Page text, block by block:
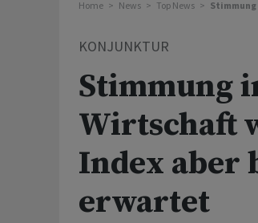
Home News Top News
KONJUNKTUR
Stimmung
Wirtschaft
Index aber
erwartet